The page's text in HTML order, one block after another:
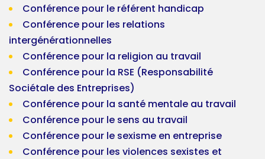
Conférence pour le référent handicap
Conférence pour les relations
intergénérationnelles
Conférence pour la religion au travail
Conférence pour la RSE (Responsabilité
Sociétale des Entreprises)
Conférence pour la santé mentale au travail
Conférence pour le sens au travail
Conférence pour le sexisme en entreprise
Conférence pour les violences sexistes et